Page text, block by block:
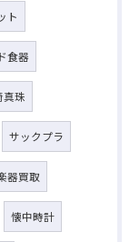
ト
食器
真珠
サックプラ
器買取
懐中時計